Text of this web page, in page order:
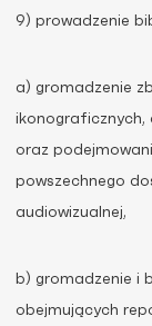
9) prowadzenie
a) gromadzenie
ikonograficznych,
oraz
powszechnego
audiowizualnej,
b) gromadzenie i
obejmujących